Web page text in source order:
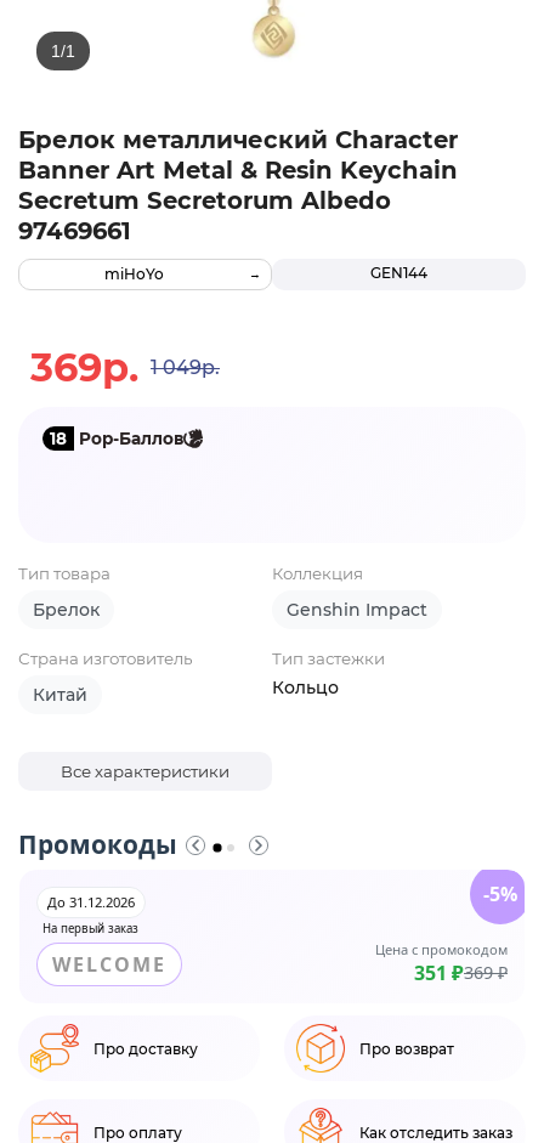
Брелок металлический Character
Banner Art Metal & Resin Keychain
Secretum Secretorum Albedo
97469661
GEN144
miHoYo
369р. 1 049р.
18 Pop-Баллов
Тип товара
Брелок
Коллекция
Genshin Impact
Страна изготовитель
Китай
Тип застежки
Кольцо
Все характеристики
Промокоды
На первый заказ
До 31.12.2026
WELCOME
Цена с промокодом
351 ₽369 ₽
-5%
Про доставку Про возврат
Про оплату Как отследить заказ